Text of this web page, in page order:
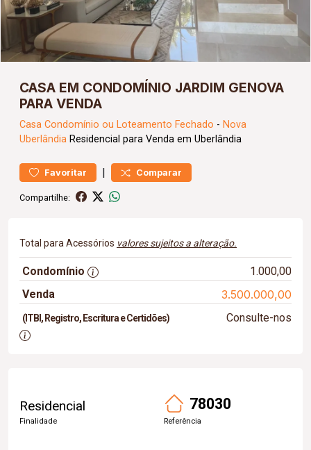
CASA EM CONDOMÍNIO JARDIM GENOVA
PARA VENDA
Casa Condomínio ou Loteamento Fechado - Nova
Uberlândia Residencial para Venda em Uberlândia
Favoritar | Comparar
Compartilhe:
Total para Acessórios valores sujeitos a alteração.
Condomínio
1.000,00
Venda
3.500.000,00
(ITBI, Registro, Escritura e Certidões) Consulte-nos
Residencial
Finalidade
78030
Referência